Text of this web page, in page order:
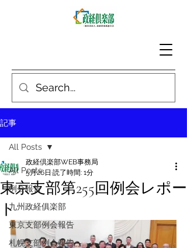
記事
All Posts
例会報告
九州政経俱楽部
東京支部例会報告
札幌支部例会報告
All Posts
東京支部第255回例会レポー
ト
政経倶楽部WEB事務局
5月26日 読了時間: 1分